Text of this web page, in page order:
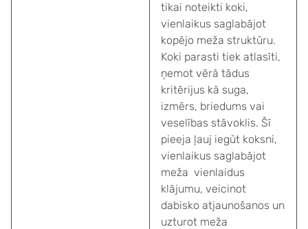
tikai noteikti koki,
vienlaikus saglabājot
kopējo meža struktūru.
Koki parasti tiek atlasīti,
ņemot vērā tādus
kritērijus kā suga,
izmērs, briedums vai
veselības stāvoklis. Šī
pieeja ļauj iegūt koksni,
vienlaikus saglabājot
meža vienlaidus
klājumu, veicinot
dabisko atjaunošanos un
uzturot meža